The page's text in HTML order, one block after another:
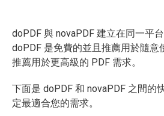
doPDF 與 novaPDF 建立在同一平
doPDF 是免費的並且推薦用於隨意
推薦用於更高級的 PDF 需求。
下面是 doPDF 和 novaPDF 之間的
定最適合您的需求。